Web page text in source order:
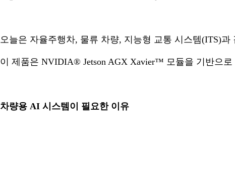
오늘은 자율주행차, 물류 차량, 지능형 교통 시스템(ITS)과
이 제품은 NVIDIA® Jetson AGX Xavier™ 모듈을 기반으
차량용 AI 시스템이 필요한 이유